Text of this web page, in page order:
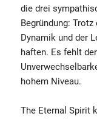
die drei
Begründung:
Dynamik und der
haften. Es fehlt
hohem Niveau.
The Eternal Spirit